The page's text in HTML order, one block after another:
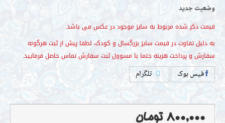
نماز مدل شماره 2
وضعیتجدید
ذکر شده مربوط به سایز موجود در عکس می باشد.
تفاوت در قیمت سایز بزرگسال و کودک، لطفا پیش از ثبت هرگونه
و پرداخت هزینه حتما با مسوول ثبت سفارش تماس حاصل فرمایید.
فیس بوک تلگرام
800,000 تومان